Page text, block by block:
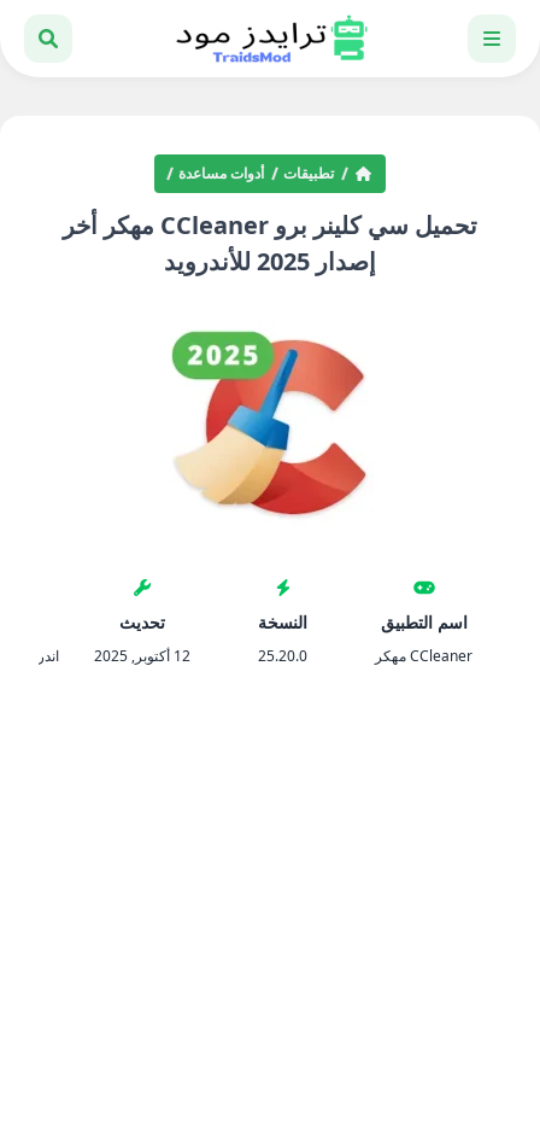
تطبيقات أدوات مساعدة
تحميل سي كلينر برو CCleaner مهكر أخر
إصدار 2025 للأندرويد
اسم التطبيق
CCleaner مهكر
النسخة
25.20.0
تحديث
12 أكتوبر, 2025 اندرويد 8.0 والأحدث